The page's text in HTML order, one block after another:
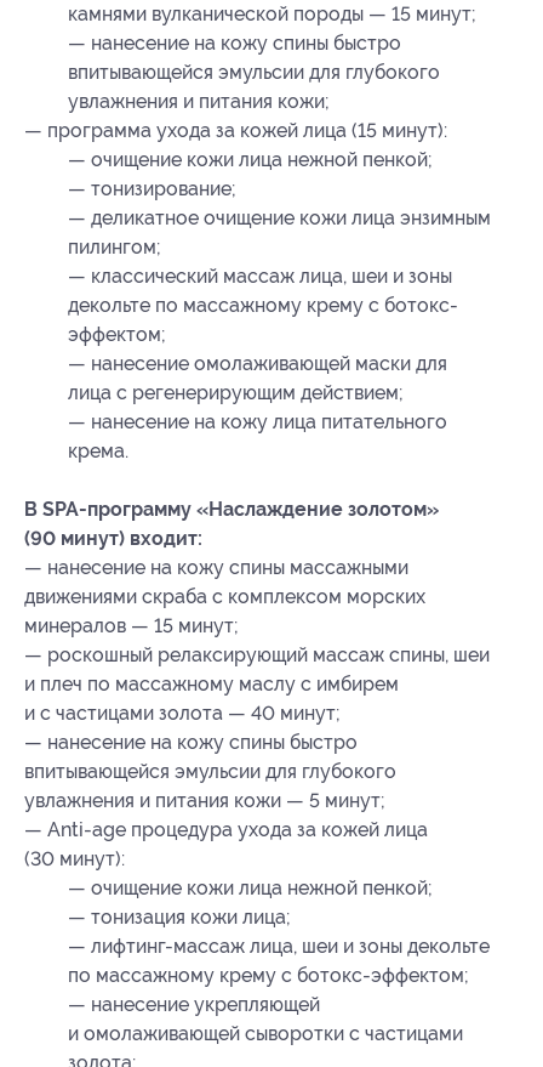
камнями вулканической породы — 15 минут;
— нанесение на кожу спины быстро
впитывающейся эмульсии для глубокого
увлажнения и питания кожи;
— программа ухода за кожей лица (15 минут):
— очищение кожи лица нежной пенкой;
— тонизирование;
— деликатное очищение кожи лица энзимным
пилингом;
— классический массаж лица, шеи и зоны
декольте по массажному крему с ботокс-
эффектом;
— нанесение омолаживающей маски для
лица с регенерирующим действием;
— нанесение на кожу лица питательного
крема.
В SPA-программу «Наслаждение золотом»
(90 минут) входит:
— нанесение на кожу спины массажными
движениями скраба с комплексом морских
минералов — 15 минут;
— роскошный релаксирующий массаж спины, шеи
и плеч по массажному маслу с имбирем
и с частицами золота — 40 минут;
— нанесение на кожу спины быстро
впитывающейся эмульсии для глубокого
увлажнения и питания кожи — 5 минут;
— Anti-age процедура ухода за кожей лица
(30 минут):
— очищение кожи лица нежной пенкой;
— тонизация кожи лица;
— лифтинг-массаж лица, шеи и зоны декольте
по массажному крему с ботокс-эффектом;
— нанесение укрепляющей
и омолаживающей сыворотки с частицами